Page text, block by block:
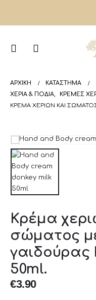
ΑΡΧΙΚΉ
ΚΑΤΆΣΤΗΜΑ
ΧΕΡΙΑ & ΠΟΔΙΑ, ΚΡΈΜΕΣ
ΚΡΈΜΑ ΧΕΡΙΏΝ ΚΑΙ ΣΏΜΑΤΟΣ
Κρέμα
σώματος
γαιδούρας
50ml.
€3.90